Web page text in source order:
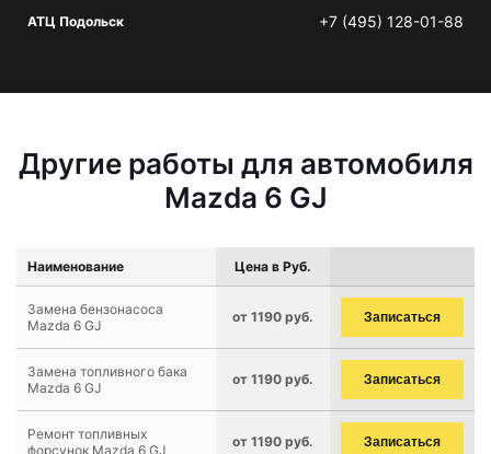
АТЦ Подольск +7 (495) 128-01-88
Другие работы для автомобиля
Mazda 6 GJ
Наименование Цена в Руб.
Замена бензонасоса
Mazda 6 GJ
от 1190 руб. Записаться
Замена топливного бака
Mazda 6 GJ
от 1190 руб. Записаться
Ремонт топливных
форсунок Mazda 6 GJ
от 1190 руб. Записаться